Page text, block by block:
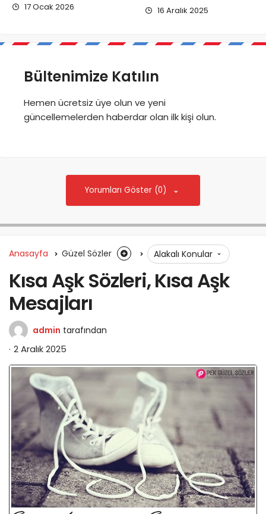
17 Ocak 2026 16 Aralık 2025
Bültenimize Katılın
Hemen ücretsiz üye olun ve yeni
güncellemelerden haberdar olan ilk kişi olun.
Yorumları Göster (0)
Anasayfa Güzel Sözler Alakalı Konular
Kısa Aşk Sözleri, Kısa Aşk
Mesajları
admin tarafından
2 Aralık 2025